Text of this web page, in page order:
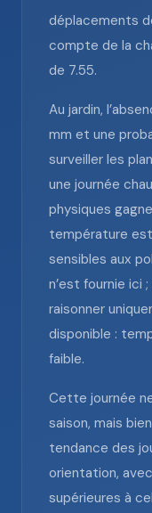
déplacements
compte de la
de 7.55.
Au jardin,
mm et une
surveiller les
une journée
physiques
température
sensibles aux
n’est fournie ici
raisonner
disponible :
faible.
Cette journée
saison, mais
tendance des
orientation,
supérieures à